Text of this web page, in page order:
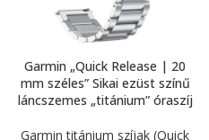
Garmin „Quick Release | 20
mm széles” Sikai ezüst színű
láncszemes „titánium” óraszíj
Garmin titánium szíjak (Quick